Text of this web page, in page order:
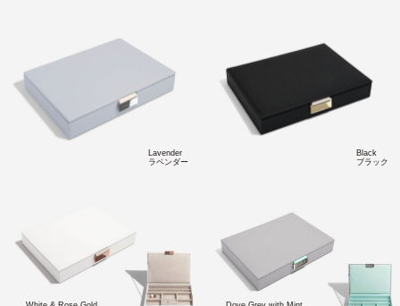
Lavender
ラベンダー
Black
ブラック